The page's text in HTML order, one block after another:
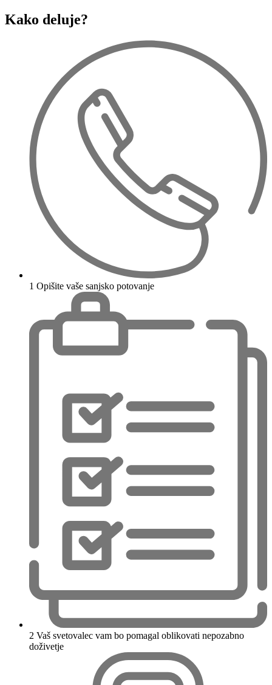
Kako deluje?
1 Opišite vaše sanjsko potovanje
2 Vaš svetovalec vam bo pomagal oblikovati nepozabno
doživetje